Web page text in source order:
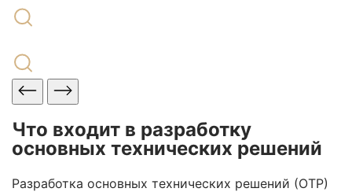
Что входит в разработку
основных технических решений
Разработка основных технических решений (ОТР)